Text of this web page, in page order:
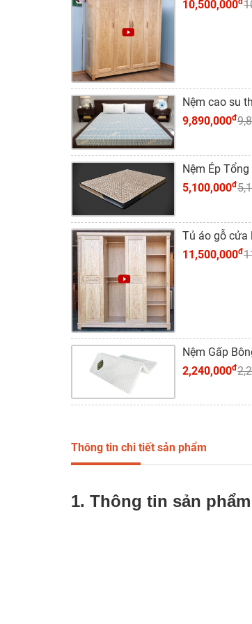
10,500,000
Nệm cao su
9,890,000đ
Nệm Ép
5,100,000đ
Tủ áo gỗ cửa
11,500,000đ
Nệm Gấp
2,240,000đ
Thông tin chi tiết sản phẩm
1. Thông tin sản